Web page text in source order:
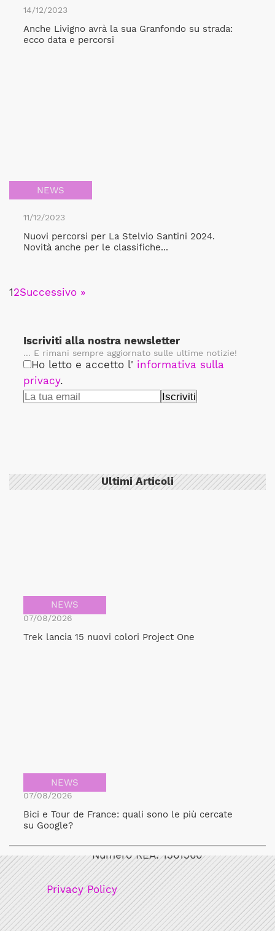
14/12/2023
Anche Livigno avrà la sua Granfondo su strada:
ecco data e percorsi
NEWS
11/12/2023
Nuovi percorsi per La Stelvio Santini 2024.
Novità anche per le classifiche...
12Successivo »
Iscriviti alla nostra newsletter
... E rimani sempre aggiornato sulle ultime notizie!
Ho letto e accetto l' informativa sulla
privacy.
Ultimi Articoli
NEWS
07/08/2026
Trek lancia 15 nuovi colori Project One
NEWS
07/08/2026
Bici e Tour de France: quali sono le più cercate
su Google?
Bicicult srl
Numero REA: 1361360
Privacy Policy